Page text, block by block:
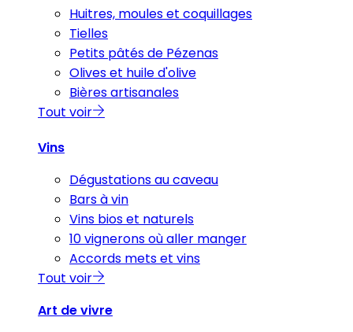
Huitres, moules et coquillages
Tielles
Petits pâtés de Pézenas
Olives et huile d'olive
Bières artisanales
Tout voir
Vins
Dégustations au caveau
Bars à vin
Vins bios et naturels
10 vignerons où aller manger
Accords mets et vins
Tout voir
Art de vivre